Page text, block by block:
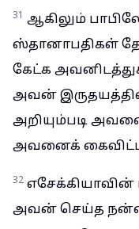
31 ஆகிலும்
ஸ்தானாபதிகள்
கேட்க
அவன்
அறியும்படி
அவனைக்
32
அவன் செய்த